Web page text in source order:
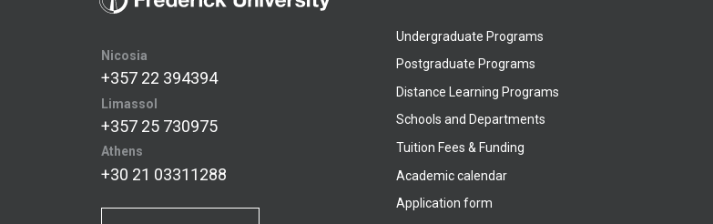
Nicosia
+357 22 394394
Limassol
+357 25 730975
Athens
+30 21 03311288
Undergraduate Programs
Postgraduate Programs
Distance Learning Programs
Schools and Departments
Tuition Fees & Funding
Academic calendar
Application form